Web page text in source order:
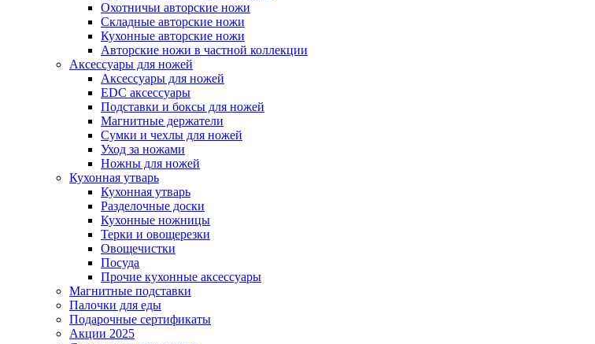
Охотничьи авторские ножи
Складные авторские ножи
Кухонные авторские ножи
Авторские ножи в частной коллекции
Аксессуары для ножей
Аксессуары для ножей
EDC аксессуары
Подставки и боксы для ножей
Магнитные держатели
Сумки и чехлы для ножей
Уход за ножами
Ножны для ножей
Кухонная утварь
Кухонная утварь
Разделочные доски
Кухонные ножницы
Терки и овощерезки
Овощечистки
Посуда
Прочие кухонные аксессуары
Магнитные подставки
Палочки для еды
Подарочные сертификаты
Акции 2025